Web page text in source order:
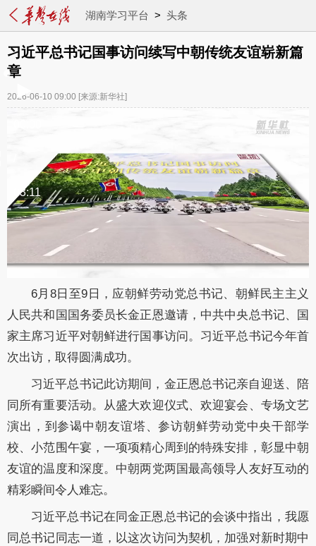
湖南学习平台 > 头条
习近平总书记国事访问续写中朝传统友谊崭新篇
章
2026-06-10 09:00 [来源:新华社]
03:11
6月8日至9日，应朝鲜劳动党总书记、朝鲜民主主义
人民共和国国务委员长金正恩邀请，中共中央总书记、国
家主席习近平对朝鲜进行国事访问。习近平总书记今年首
次出访，取得圆满成功。
习近平总书记此访期间，金正恩总书记亲自迎送、陪
同所有重要活动。从盛大欢迎仪式、欢迎宴会、专场文艺
演出，到参谒中朝友谊塔、参访朝鲜劳动党中央干部学
校、小范围午宴，一项项精心周到的特殊安排，彰显中朝
友谊的温度和深度。中朝两党两国最高领导人友好互动的
精彩瞬间令人难忘。
习近平总书记在同金正恩总书记的会谈中指出，我愿
同总书记同志一道，以这次访问为契机，加强对新时期中